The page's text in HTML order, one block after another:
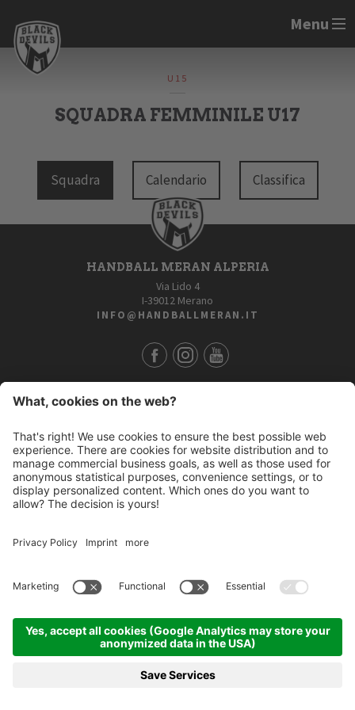
Menu
U15
SQUADRA FEMMINILE U17
Squadra Calendario Classifica
HANDBALL MERAN ALPERIA
Via Lido 4
I-39012 Merano
INFO@HANDBALLMERAN.IT
Credits Informativa privacy Impostazioni cookie
produced by